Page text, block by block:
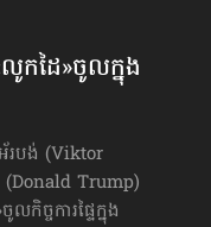
លូកដៃ»​ចូលក្នុង
របង់ (Viktor
Trump)
កិច្ចការផ្ទៃក្នុង